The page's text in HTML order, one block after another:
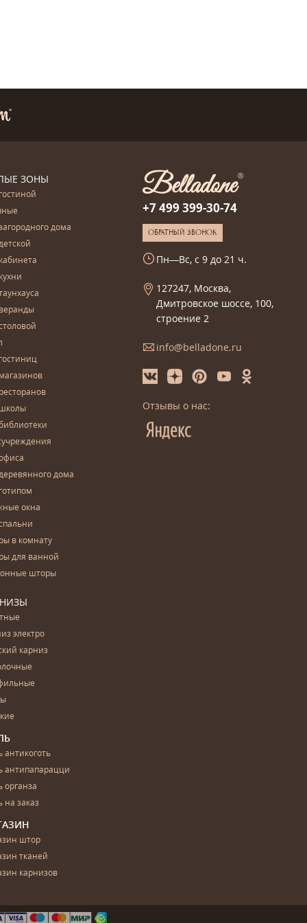
ЗОНЫ
дома
дома
окна
в комнату
для ванной
шторы
электро
карниз
антикоготь
антипапарацци
органза
на заказ
штор
тканей
карнизов
+7 499 399-30-74
ОБРАТНЫЙ ЗВОНОК
Пн—Вс, с 9 до 21 ч.
127247, Москва,
Дмитровское шоссе, 100,
строение 2
info@belladone.ru
Отзывы о нас: